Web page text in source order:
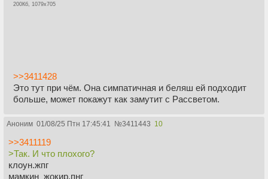
200Кб, 1079x705
>>3411428
Это тут при чём. Она симпатичная и беляш ей подходит
больше, может покажут как замутит с Рассветом.
Аноним 01/08/25 Птн 17:45:41 №3411443 10
>>3411119
>Так. И что плохого?
клоун.жпг
мамкин_жокир.пнг